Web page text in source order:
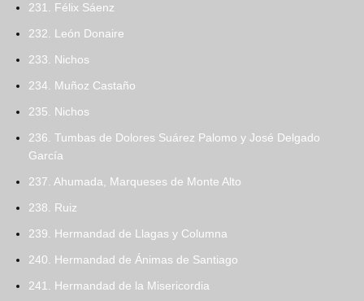
231. Félix Sáenz
232. León Donaire
233. Nichos
234. Muñoz Castaño
235. Nichos
236. Tumbas de Dolores Suárez Palomo y José Delgado
García
237. Ahumada, Marqueses de Monte Alto
238. Ruiz
239. Hermandad de Llagas y Columna
240. Hermandad de Ánimas de Santiago
241. Hermandad de la Misericordia